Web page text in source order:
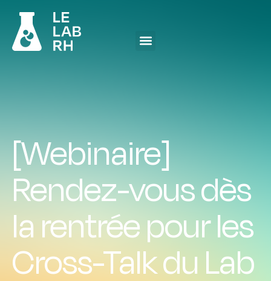
[Webinaire]
Rendez-vous dès
la rentrée pour les
Cross-Talk du Lab